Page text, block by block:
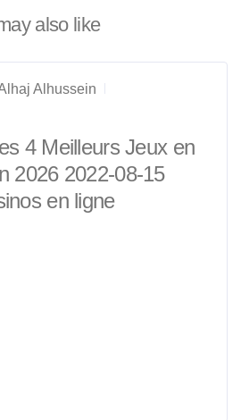
also like
Alhussein
4 Meilleurs Jeux en
2026 2022-08-15
en ligne